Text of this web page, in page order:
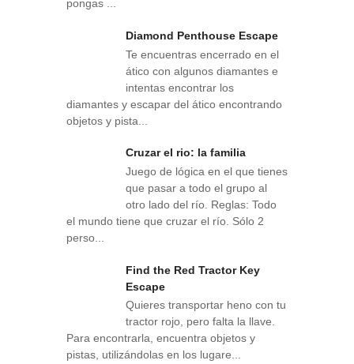
pongas ...
Diamond Penthouse Escape
Te encuentras encerrado en el
ático con algunos diamantes e
intentas encontrar los
diamantes y escapar del ático encontrando
objetos y pista...
Cruzar el rio: la familia
Juego de lógica en el que tienes
que pasar a todo el grupo al
otro lado del río. Reglas: Todo
el mundo tiene que cruzar el río. Sólo 2
perso...
Find the Red Tractor Key
Escape
Quieres transportar heno con tu
tractor rojo, pero falta la llave.
Para encontrarla, encuentra objetos y
pistas, utilizándolas en los lugare...